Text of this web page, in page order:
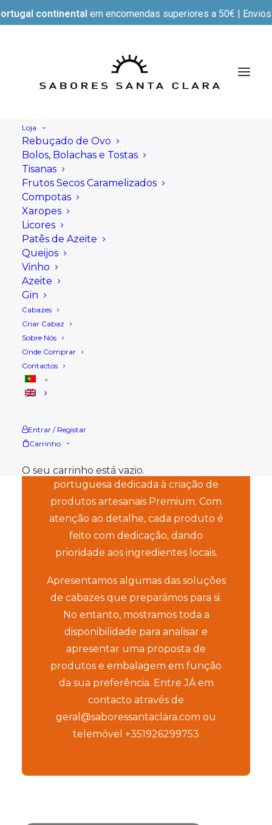
continental em encomendas superiores a 50€ |
Loja
Rebuçado de Ovo
Bolos, Bolachas e Tostas
Tisanas
Frutos Secos Caramelizados
Compotas
Xaropes
Licores
Patês de Azeite
Queijos
Vinho
Azeite
Gin
Cabazes
Criar Cabaz
Sobre Nós
Onde Comprar
Contactos
Entrar / Registar
Carrinho
O seu carrinho está vazio.
Sabores Santa Clara.
A Sabores Santa Clara é uma empresa
portuguesa dedicada à criação de
produtos artesanais Premium. Com
atenção ao detalhe, cada produto é
feito com dedicação, dando
prioridade aos ingredientes locais.
Apresentamos algumas das soluções
de cabazes que preparámos para si.
No entanto, mostramos toda a
disponibilidade para analisar e
apresentar uma proposta de
produtos e embalagem em função
da sua preferência. Entre JÁ em
contacto através de
geral@saboressantaclara.com ou
telemóvel +351926299753